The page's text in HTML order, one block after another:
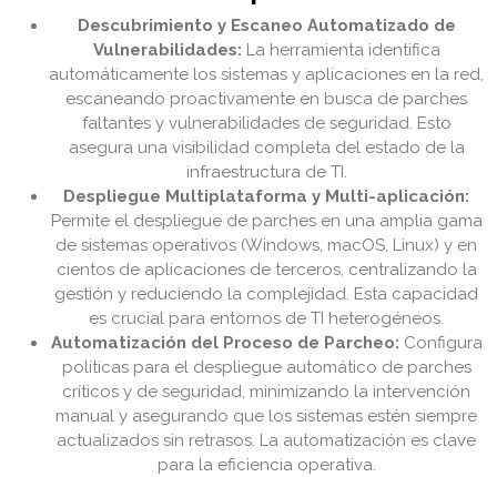
Descubrimiento y Escaneo Automatizado de
Vulnerabilidades: La herramienta identifica
automáticamente los sistemas y aplicaciones en la red,
escaneando proactivamente en busca de parches
faltantes y vulnerabilidades de seguridad. Esto
asegura una visibilidad completa del estado de la
infraestructura de TI.
Despliegue Multiplataforma y Multi-aplicación:
Permite el despliegue de parches en una amplia gama
de sistemas operativos (Windows, macOS, Linux) y en
cientos de aplicaciones de terceros, centralizando la
gestión y reduciendo la complejidad. Esta capacidad
es crucial para entornos de TI heterogéneos.
Automatización del Proceso de Parcheo: Configura
políticas para el despliegue automático de parches
críticos y de seguridad, minimizando la intervención
manual y asegurando que los sistemas estén siempre
actualizados sin retrasos. La automatización es clave
para la eficiencia operativa.